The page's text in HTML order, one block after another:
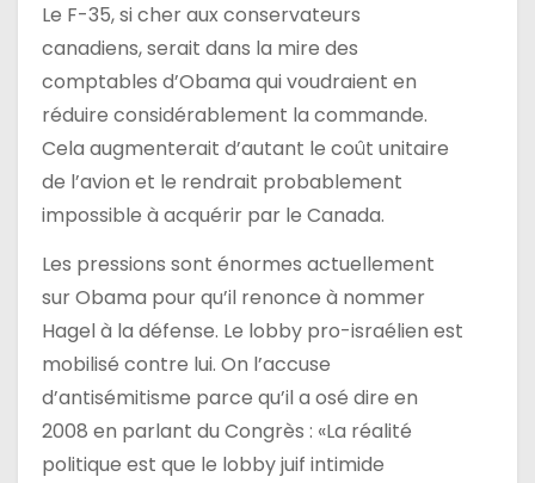
Le F-35, si cher aux conservateurs
canadiens, serait dans la mire des
comptables d’Obama qui voudraient en
réduire considérablement la commande.
Cela augmenterait d’autant le coût unitaire
de l’avion et le rendrait probablement
impossible à acquérir par le Canada.
Les pressions sont énormes actuellement
sur Obama pour qu’il renonce à nommer
Hagel à la défense. Le lobby pro-israélien est
mobilisé contre lui. On l’accuse
d’antisémitisme parce qu’il a osé dire en
2008 en parlant du Congrès : «La réalité
politique est que le lobby juif intimide